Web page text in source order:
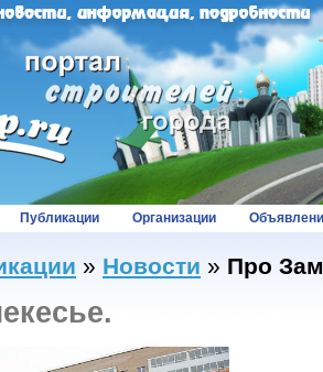
Публикации Организации
» Новости » Про